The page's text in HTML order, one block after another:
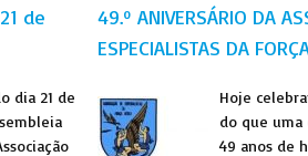
de
dia 21 de
49.º ANIVERSÁRIO DA
ESPECIALISTAS DA
Hoje
do que uma
49 anos de